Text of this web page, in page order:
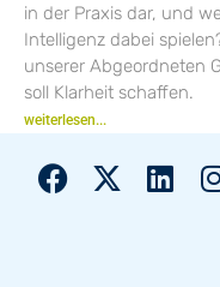
in der Praxis dar, und
Intelligenz dabei
unserer Abgeordneten
soll Klarheit schaffen.
weiterlesen...